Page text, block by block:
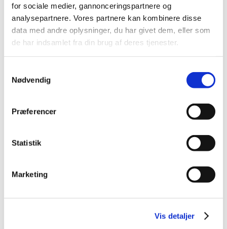
for sociale medier, gannonceringspartnere og
analysepartnere. Vores partnere kan kombinere disse
data med andre oplysninger, du har givet dem, eller som
de har indsamlet fra din brug af deres tjenester.
Nødvendig
Præferencer
Statistik
Marketing
Vis detaljer
Ledelse af teams/produktionsgrupper
Dato
29-09-2026 - 29-09-2026
Fagkode
43573
Varighed
1 dag
VEU-Godtgørelse og befordringstilskud
Praktiske informationer